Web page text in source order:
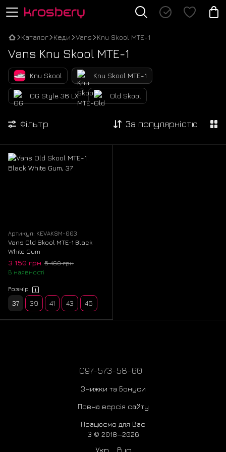
Каталог Кеди Vans Knu Skool MTE-1
Vans Knu Skool MTE-1
Knu Skool Knu Skool MTE-1
OG Style 36 LX Old Skool
Фільтр За популярністю
Артикул: KEVAKSM-003
Vans Old Skool MTE-1 Black
White Gum
3 150 грн 5 460 грн
В наявності
Розмір
37 39 41 43 45
097-573-58-60
Знижки та Бонуси
Повна версія сайту
Працюємо для Вас
З © 2018—2026
Укр Рус